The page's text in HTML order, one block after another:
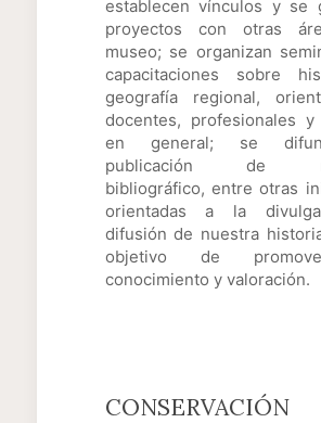
establecen vínculos y se
proyectos con otras
museo; se organizan
capacitaciones sobre
geografía regional,
docentes, profesionales
en general; se
publicación de
bibliográfico, entre otras
orientadas a la
difusión de nuestra
objetivo de
conocimiento y valoración.
CONSERVACIÓN